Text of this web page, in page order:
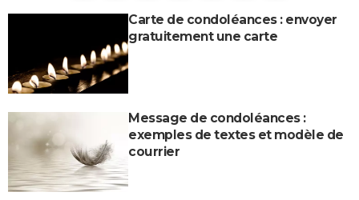
Carte de condoléances : envoyer
gratuitement une carte
Message de condoléances :
exemples de textes et modèle de
courrier